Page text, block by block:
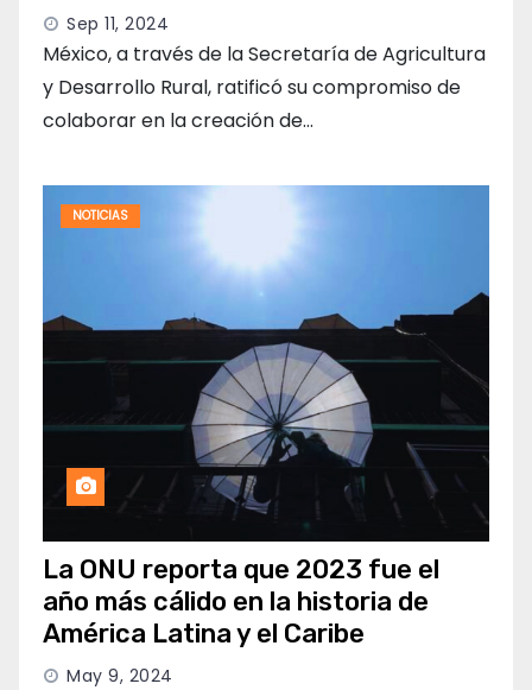
Sep 11, 2024
México, a través de la Secretaría de Agricultura
y Desarrollo Rural, ratificó su compromiso de
colaborar en la creación de…
NOTICIAS
La ONU reporta que 2023 fue el
año más cálido en la historia de
América Latina y el Caribe
May 9, 2024